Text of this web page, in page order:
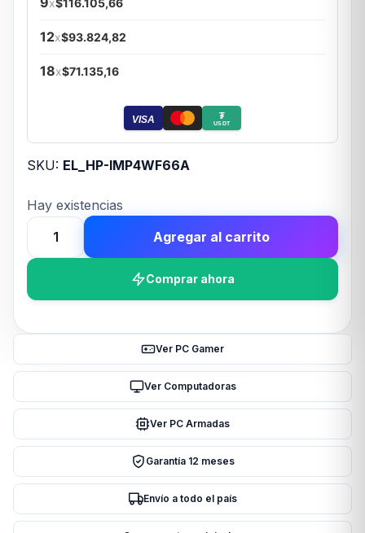
12x$93.824,82
18x$71.135,16
VISA ₮
USDT
SKU: EL_HP-IMP4WF66A
Hay existencias
Impresora
HP
cantidad
Agregar al carrito
Comprar ahora
Ver PC Gamer
Ver Computadoras
Ver PC Armadas
Garantía 12 meses
Envío a todo el país